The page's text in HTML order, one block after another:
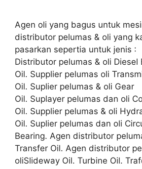
Agen oli yang bagus untuk
distributor pelumas & oli yang
pasarkan sepertia untuk jenis :
Distributor pelumas & oli Diesel
Oil. Supplier pelumas oli
Oil. Suplier pelumas & oli Gear
Oil. Suplayer pelumas dan oli
Oil. Supplier pelumas & oli
Oil. Suplier pelumas dan oli
Bearing. Agen distributor
Transfer Oil. Agen distributor
oliSlideway Oil. Turbine Oil.